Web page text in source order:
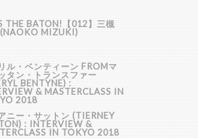
THE BATON!【012】三槻
MIZUKI)
ル・ベンティーン FROMマ
タン・トランスファー
BENTYNE) :
& MASTERCLASS IN
2018
ニー・サットン (TIERNEY
: INTERVIEW &
IN TOKYO 2018